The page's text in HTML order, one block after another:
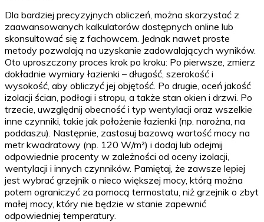
Dla bardziej precyzyjnych obliczeń, można skorzystać z
zaawansowanych kalkulatorów dostępnych online lub
skonsultować się z fachowcem. Jednak nawet proste
metody pozwalają na uzyskanie zadowalających wyników.
Oto uproszczony proces krok po kroku: Po pierwsze, zmierz
dokładnie wymiary łazienki – długość, szerokość i
wysokość, aby obliczyć jej objętość. Po drugie, oceń jakość
izolacji ścian, podłogi i stropu, a także stan okien i drzwi. Po
trzecie, uwzględnij obecność i typ wentylacji oraz wszelkie
inne czynniki, takie jak położenie łazienki (np. narożna, na
poddaszu). Następnie, zastosuj bazową wartość mocy na
metr kwadratowy (np. 120 W/m²) i dodaj lub odejmij
odpowiednie procenty w zależności od oceny izolacji,
wentylacji i innych czynników. Pamiętaj, że zawsze lepiej
jest wybrać grzejnik o nieco większej mocy, którą można
potem ograniczyć za pomocą termostatu, niż grzejnik o zbyt
małej mocy, który nie będzie w stanie zapewnić
odpowiedniej temperatury.